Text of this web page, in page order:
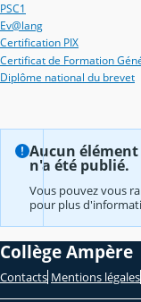
PSC1
Ev@lang
Certification PIX
Certificat de Formation
Diplôme national du brevet
Aucun
n'a été publié.
Vous pouvez vous
pour plus
Collège Ampère
Contacts Mentions légales